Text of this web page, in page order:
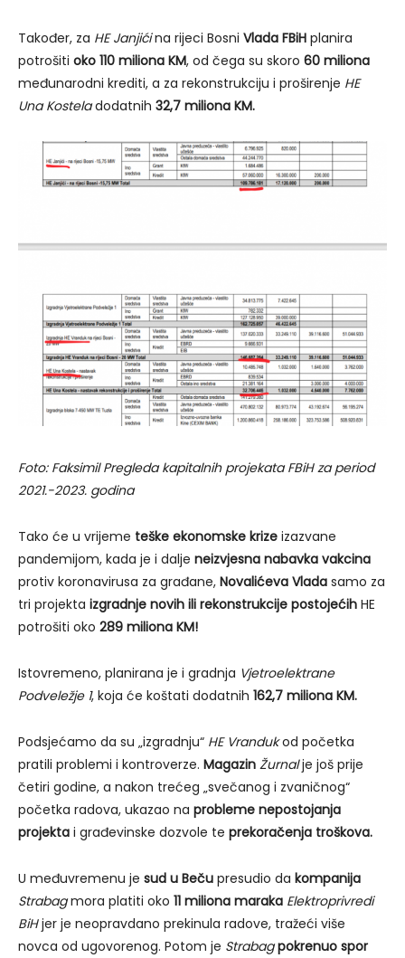
Također, za HE Janjićina rijeci Bosni Vlada FBiH planira
potrošiti oko 110 miliona KM, od čega su skoro 60 miliona
međunarodni krediti, a za rekonstrukciju i proširenje HE
Una Kosteladodatnih 32,7 miliona KM.
Foto: Faksimil Pregleda kapitalnih projekata FBiH za period
2021.-2023. godina
Tako će u vrijeme teške ekonomske krize izazvane
pandemijom, kada je i dalje neizvjesna nabavka vakcina
protiv koronavirusa za građane, Novalićeva Vlada samo za
tri projekta izgradnje novih ili rekonstrukcije postojećih HE
potrošiti oko 289 miliona KM!
Istovremeno, planirana je i gradnja Vjetroelektrane
Podveležje 1, koja će koštati dodatnih 162,7 miliona KM.
Podsjećamo da su „izgradnju“ HE Vrandukod početka
pratili problemi i kontroverze. Magazin Žurnalje još prije
četiri godine, a nakon trećeg „svečanog i zvaničnog“
početka radova, ukazao na probleme nepostojanja
projekta i građevinske dozvole te prekoračenja troškova.
U međuvremenu je sud u Beču presudio da kompanija
Strabagmora platiti oko 11 miliona maraka Elektroprivredi
BiHjer je neopravdano prekinula radove, tražeći više
novca od ugovorenog. Potom je Strabag pokrenuo spor